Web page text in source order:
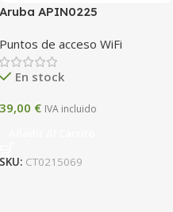
Aruba APIN0225
Puntos de acceso WiFi
En stock
39,00 € IVA incluido
SKU: CT0215069